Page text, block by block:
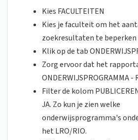
Kies FACULTEITEN
Kies je faculteit om het
zoekresultaten te beperken
Klik op de tab
Zorg ervoor dat het
ONDERWIJSPROGRAMMA -
Filter de kolom
JA. Zo kun je zien welke
onderwijsprogramma's
het LRO/RIO.